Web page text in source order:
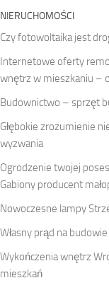
NIERUCHOMOŚCI
Czy fotowoltaika jest
Internetowe oferty
wnętrz w mieszkaniu –
Budownictwo – sprzęt
Głębokie zrozumienie
wyzwania
Ogrodzenie twojej
Gabiony producent
Nowoczesne lampy
Własny prąd na
Wykończenia wnętrz
mieszkań